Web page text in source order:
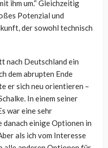
ihm um.“ Gleichzeitig
Potenzial und
der sowohl technisch
nach Deutschland ein
dem abrupten Ende
er sich neu orientieren –
In einem seiner
war eine sehr
einige Optionen in
als ich vom Interesse